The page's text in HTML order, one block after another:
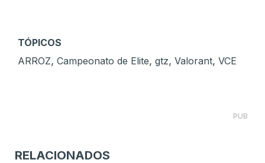
TÓPICOS
ARROZ, Campeonato de Elite, gtz, Valorant, VCE
PUB
RELACIONADOS